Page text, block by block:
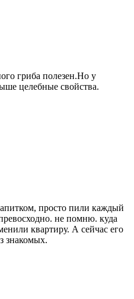
гриба полезен.Но у
целебные свойства.
просто пили каждый
не помню. куда
квартиру. А сейчас его
знакомых.